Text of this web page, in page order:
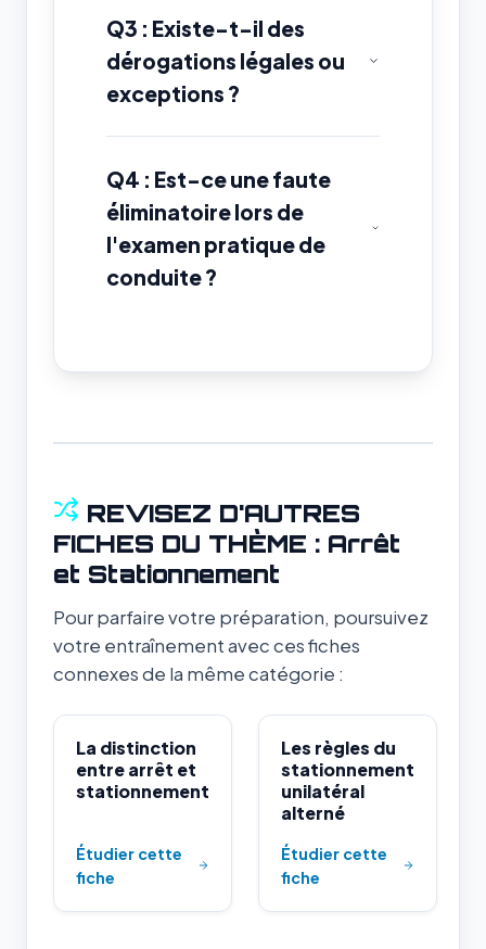
Q3 : Existe-t-il des
dérogations légales ou
exceptions ?
Q4 : Est-ce une faute
éliminatoire lors de
l'examen pratique de
conduite ?
REVISEZ D'AUTRES
FICHES DU THÈME : Arrêt
et Stationnement
Pour parfaire votre préparation, poursuivez
votre entraînement avec ces fiches
connexes de la même catégorie :
La distinction
entre arrêt et
stationnement
Étudier cette
fiche
Les règles du
stationnement
unilatéral
alterné
Étudier cette
fiche